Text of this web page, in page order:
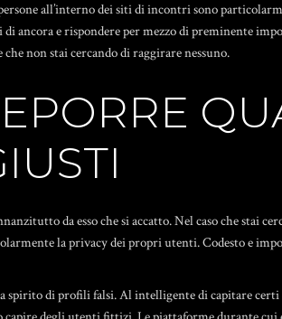
all’interno dei siti di incontri sono
ancora e rispondere per mezzo di preminente
non stai cercando di raggirare nessuno.
da esso che si accatto. Nel caso che stai
la privacy dei propri utenti. Codesto e
di profili falsi. Al intelligente di capitare